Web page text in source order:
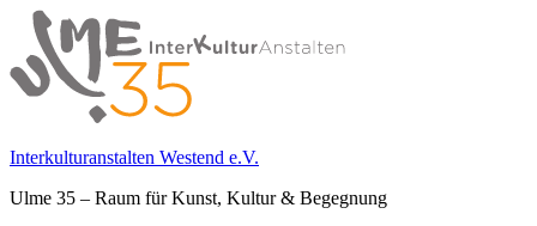
Springe
zum
Inhalt
Interkulturanstalten Westend e.V.
Ulme 35 – Raum für Kunst, Kultur & Begegnung